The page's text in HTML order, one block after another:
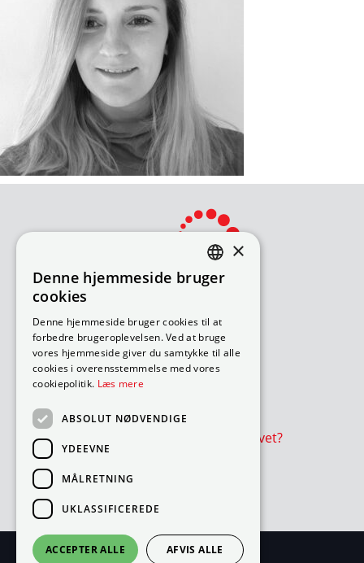
Bliv avisomdeler
Sådan søger du job
Ledige ruter – under 18 år
Ledige ruter – over 18 år
Værd at vide
Er avisen eller reklamer udeblevet?
Cookie- og privatlivspolitik
DANISH
×
Denne hjemmeside bruger
cookies
Denne hjemmeside bruger cookies til at
forbedre brugeroplevelsen. Ved at bruge
vores hjemmeside giver du samtykke til alle
cookies i overensstemmelse med vores
cookiepolitik. Læs mere
ABSOLUT NØDVENDIGE
YDEEVNE
MÅLRETNING
UKLASSIFICEREDE
ACCEPTER ALLE AFVIS ALLE